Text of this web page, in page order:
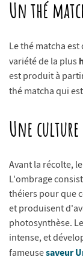
Un thé
Le thé matcha
variété de la plus
est produit à
thé matcha qui
Une culture
Avant la récolte,
L'ombrage
théiers pour que
et produisent
photosynthèse.
intense, et
fameusesaveur